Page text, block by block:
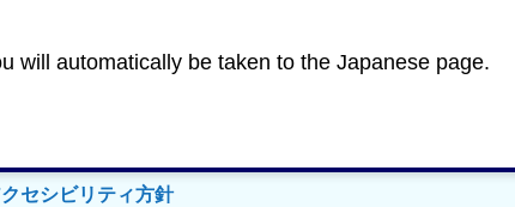
will automatically be taken to the Japanese page.
ページの先頭へ戻る
セシビリティ方針